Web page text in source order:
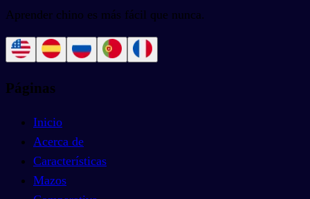
Aprender chino es más fácil que nunca.
Páginas
Inicio
Acerca de
Características
Mazos